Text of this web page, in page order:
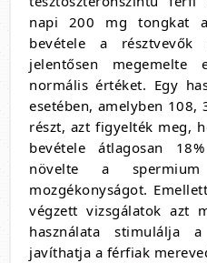
napi 200 mg tongkat
bevétele a
jelentősen
normális értéket. Egy
esetében, amelyben
részt, azt figyelték meg,
bevétele átlagosan
növelte a
mozgékonyságot.
végzett vizsgálatok azt
használata stimulálja
javíthatja a férfiak